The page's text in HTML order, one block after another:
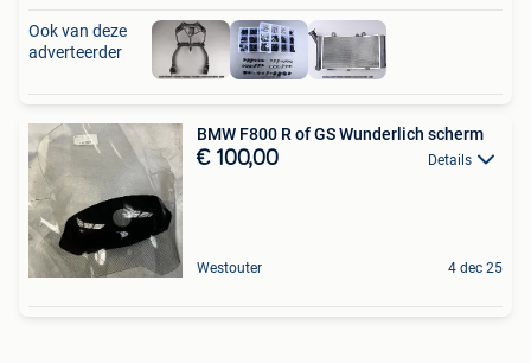
Ook van deze
adverteerder
BMW F800 R of GS Wunderlich scherm
€ 100,00 Details
Westouter 4 dec 25